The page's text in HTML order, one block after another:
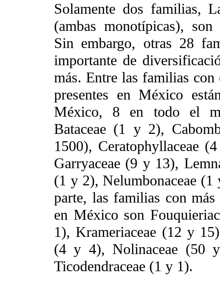
Solamente dos familias,
(ambas monotípicas),
Sin embargo, otras 28
importante de
más. Entre las familias
presentes en México
México, 8 en todo el
Bataceae (1 y 2),
1500), Ceratophyllaceae
Garryaceae (9 y 13),
(1 y 2), Nelumbonaceae
parte, las familias con más
en México son
1), Krameriaceae (12 y
(4 y 4), Nolinaceae (50
Ticodendraceae (1 y 1).